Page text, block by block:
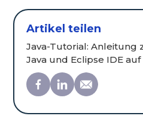
Artikel teilen
Java-Tutorial: Anleitung
Java und Eclipse IDE